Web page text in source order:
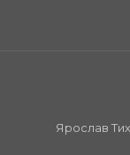
Ярослав